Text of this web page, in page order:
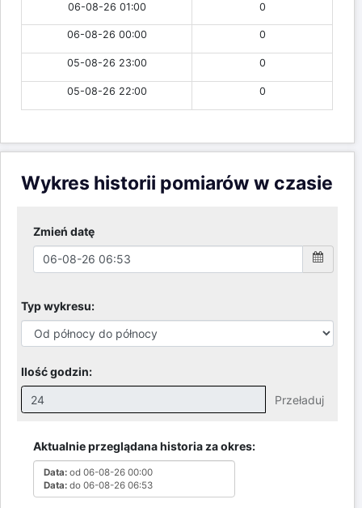
06-08-26 01:00 0
06-08-26 00:00 0
05-08-26 23:00 0
05-08-26 22:00 0
Wykres historii pomiarów w czasie
Zmień datę
Typ wykresu:
Ilość godzin:
Przeładuj
Godziny: 1-168, Dni: 1-30, Miesiące: 1 - 2
Aktualnie przeglądana historia za okres:
Data: od 06-08-26 00:00
Data: do 06-08-26 06:53